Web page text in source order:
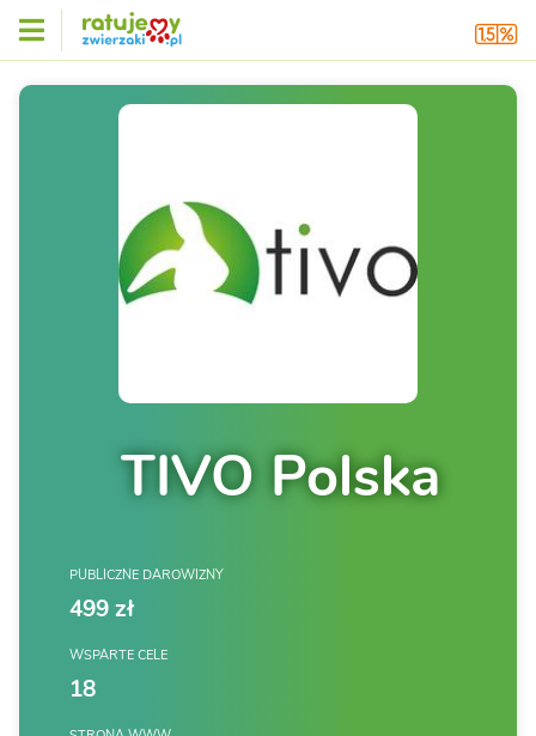
TIVO Polska
PUBLICZNE DAROWIZNY
499 zł
WSPARTE CELE
18